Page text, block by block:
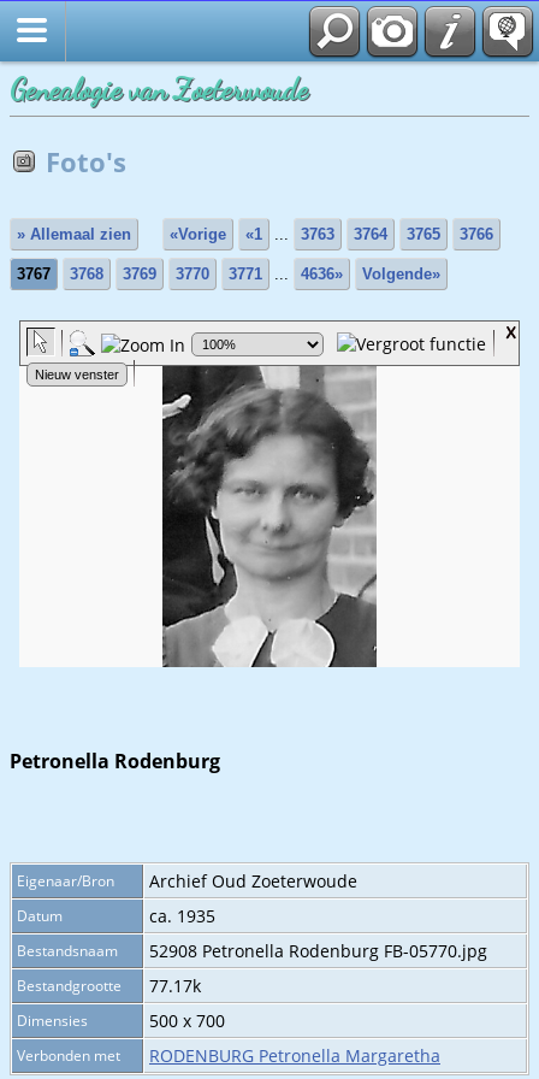
Genealogie van Zoeterwoude
Foto's
» Allemaal zien «Vorige «1 ... 3763 3764 3765 3766
3767 3768 3769 3770 3771 ... 4636» Volgende»
Petronella Rodenburg
Eigenaar/Bron Archief Oud Zoeterwoude
Datum ca. 1935
Bestandsnaam 52908 Petronella Rodenburg FB-05770.jpg
Bestandgrootte 77.17k
Dimensies 500 x 700
Verbonden met RODENBURG Petronella Margaretha